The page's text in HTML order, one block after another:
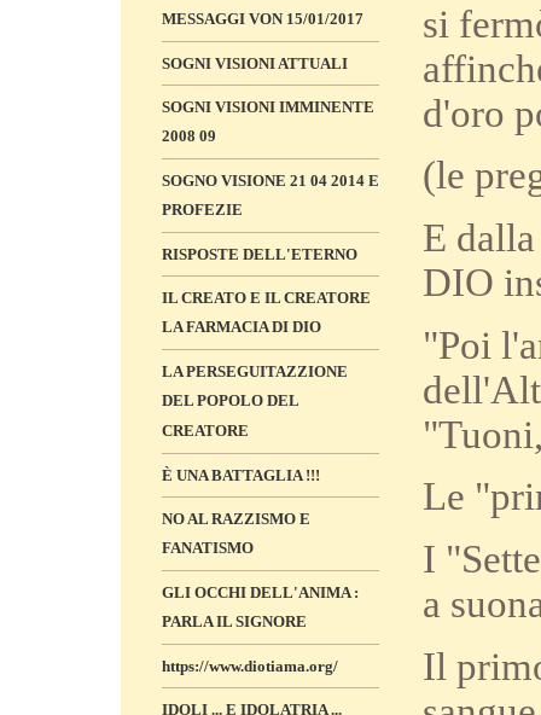
MESSAGGI VON 15/01/2017
SOGNI VISIONI ATTUALI
SOGNI VISIONI IMMINENTE
2008 09
SOGNO VISIONE 21 04 2014 E
PROFEZIE
RISPOSTE DELL'ETERNO
IL CREATO E IL CREATORE
LA FARMACIA DI DIO
LA PERSEGUITAZZIONE
DEL POPOLO DEL
CREATORE
È UNA BATTAGLIA !!!
NO AL RAZZISMO E
FANATISMO
GLI OCCHI DELL'ANIMA :
PARLA IL SIGNORE
https://www.diotiama.org/
IDOLI ... E IDOLATRIA ...
si
d'oro
(le
E
DIO
"Poi
Le
I
a
Il